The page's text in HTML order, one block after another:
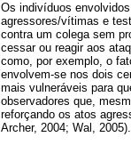
Os indivíduos
agressores/vítimas e
contra um colega sem
cessar ou reagir aos
como, por exemplo, o
envolvem-se nos dois
mais vulneráveis para
observadores que,
reforçando os atos
Archer, 2004; Wal, 2005).